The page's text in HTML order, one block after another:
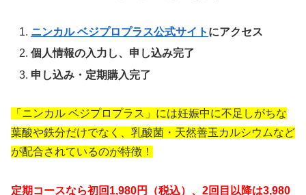
ニンカル ベジプロプラス公式サイト にアクセス
個人情報の入力し、申し込み完了
申し込み・定期購入完了
「ニンカル ベジプロプラス」には妊娠中に不足しがちな
葉酸や鉄分だけでなく、乳酸菌・天然善玉カルシウムなど
が配合されているのが特徴！
定期コースなら初回1,980円（税込）、2回目以降は3,980